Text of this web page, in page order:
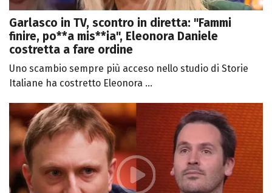
Garlasco in TV, scontro in diretta: "Fammi
finire, po**a mis**ia", Eleonora Daniele
costretta a fare ordine
Uno scambio sempre più acceso nello studio di Storie
Italiane ha costretto Eleonora ...